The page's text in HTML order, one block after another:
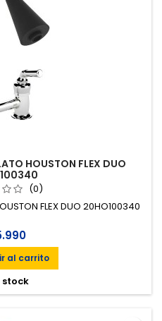
HOUSTON FLEX DUO
(0)
FLEX DUO 20HO100340
al carrito
stock